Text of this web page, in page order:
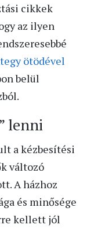
cikkek
az ilyen
ötödével
belül
lenni
a kézbesítési
változó
A házhoz
és minősége
kellett jól